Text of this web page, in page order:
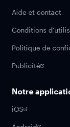
Aide et contact
Conditions
Politique de
Publicité
Notre
iOS